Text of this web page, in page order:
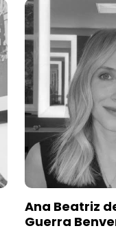
Ana Beatriz
Guerra